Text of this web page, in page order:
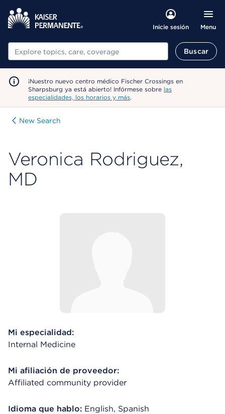
Inicie sesión Menu
Buscar Buscar
¡Nuestro nuevo centro médico Fischer Crossings en
Sharpsburg ya está abierto! Infórmese sobre las
especialidades, los horarios y más.
New Search
Veronica Rodriguez,
MD
Mi especialidad:
Internal Medicine
Mi afiliación de proveedor:
Affiliated community provider
Idioma que hablo: English, Spanish